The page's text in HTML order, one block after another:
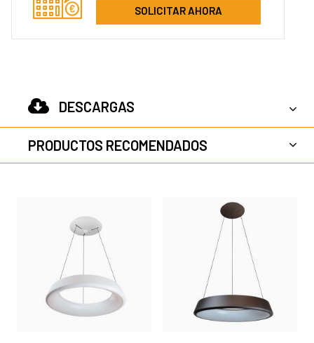
SOLICITAR AHORA
DESCARGAS
PRODUCTOS RECOMENDADOS